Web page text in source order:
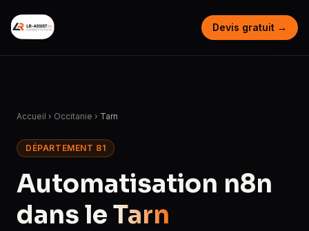
Devis gratuit →
Accueil › Occitanie › Tarn
DÉPARTEMENT 81
Automatisation n8n
dans le Tarn